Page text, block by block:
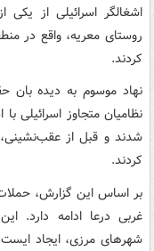
اشغالگر اسرائیلی از
روستای معریه، واقع در
کردند.
نهاد موسوم به دیده بان
نظامیان متجاوز اسرائیلی
شدند و قبل از
کردند.
بر اساس این گزارش،
غربی درعا ادامه دارد.
شهرهای مرزی، ایجاد